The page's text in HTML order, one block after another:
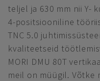
teljel ja 630 mm nii Y-
4-positsiooniline
TNC 5.0
kvaliteetseid
MORI DMU 80T
meil on müügil. Võtke